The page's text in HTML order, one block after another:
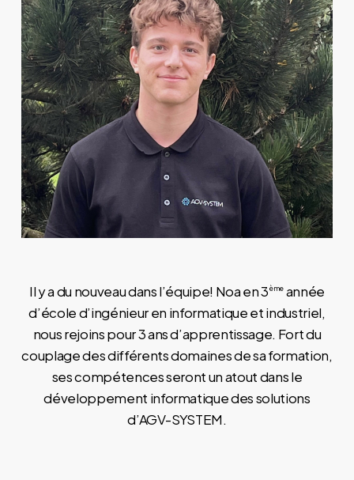
Il y a du nouveau dans l’équipe! Noa en 3ème année
d’école d’ingénieur en informatique et industriel,
nous rejoins pour 3 ans d’apprentissage. Fort du
couplage des différents domaines de sa formation,
ses compétences seront un atout dans le
développement informatique des solutions
d’AGV-SYSTEM.